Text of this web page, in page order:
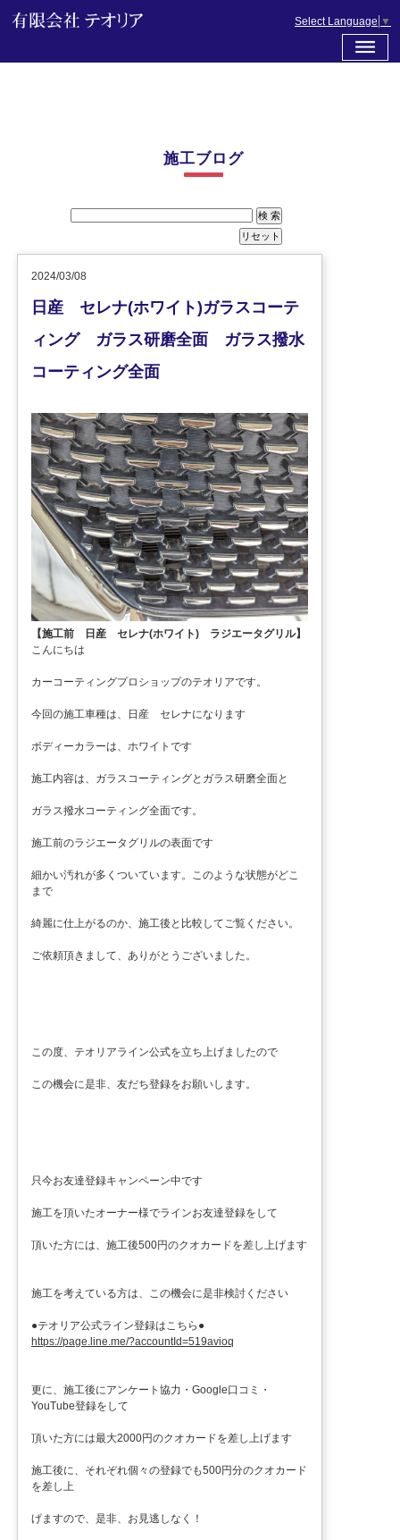
Select Language ▼
施工ブログ
2024/03/08
日産 セレナ(ホワイト)ガラスコーテ
ィング ガラス研磨全面 ガラス撥水
コーティング全面
【施工前 日産 セレナ(ホワイト) ラジエータグリル】
こんにちは
カーコーティングプロショップのテオリアです。
今回の施工車種は、日産 セレナになります
ボディーカラーは、ホワイトです
施工内容は、ガラスコーティングとガラス研磨全面と
ガラス撥水コーティング全面です。
施工前のラジエータグリルの表面です
細かい汚れが多くついています。このような状態がどこ
まで
綺麗に仕上がるのか、施工後と比較してご覧ください。
ご依頼頂きまして、ありがとうございました。
この度、テオリアライン公式を立ち上げましたので
この機会に是非、友だち登録をお願いします。
只今お友達登録キャンペーン中です
施工を頂いたオーナー様でラインお友達登録をして
頂いた方には、施工後500円のクオカードを差し上げます
施工を考えている方は、この機会に是非検討ください
●テオリア公式ライン登録はこちら●
https://page.line.me/?accountId=519avioq
更に、施工後にアンケート協力・Google口コミ・
YouTube登録をして
頂いた方には最大2000円のクオカードを差し上げます
施工後に、それぞれ個々の登録でも500円分のクオカード
を差し上
げますので、是非、お見逃しなく！